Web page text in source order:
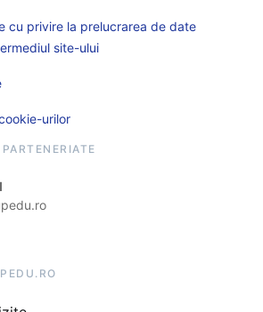
cu privire la prelucrarea de date
site-ului
urilor